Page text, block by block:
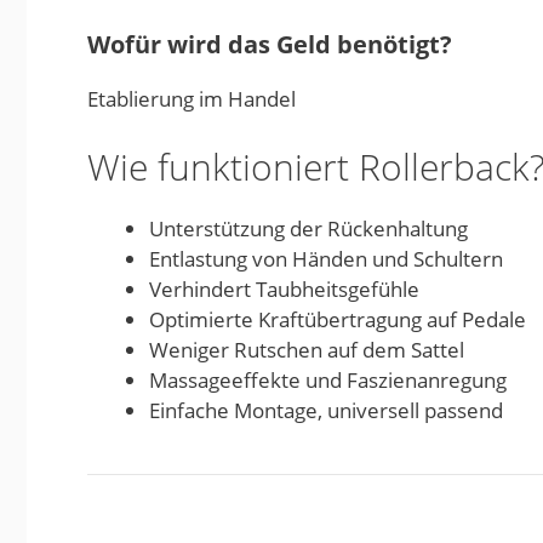
Wofür wird das Geld benötigt?
Etablierung im Handel
Wie funktioniert Rollerback?
Unterstützung der Rückenhaltung
Entlastung von Händen und Schultern
Verhindert Taubheitsgefühle
Optimierte Kraftübertragung auf Pedale
Weniger Rutschen auf dem Sattel
Massageeffekte und Faszienanregung
Einfache Montage, universell passend